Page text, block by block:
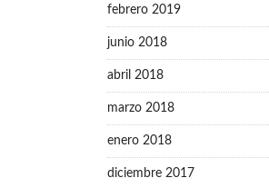
febrero 2019
junio 2018
abril 2018
marzo 2018
enero 2018
diciembre 2017